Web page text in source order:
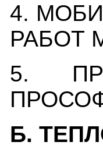
4.
РАБОТ
5.
Б.